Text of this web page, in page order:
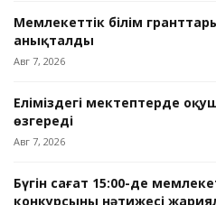
Мемлекеттік білім
анықталды
Авг 7, 2026
Еліміздегі мектептерде
өзгереді
Авг 7, 2026
Бүгін сағат 15:00-де
конкурсының нәтижесі